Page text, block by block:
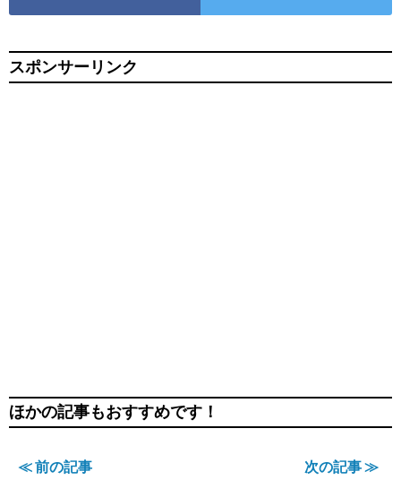
スポンサーリンク
ほかの記事もおすすめです！
≪ 前の記事 次の記事 ≫